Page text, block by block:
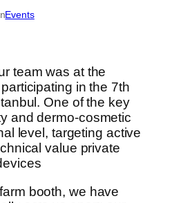
Events
team was at the
in the 7th
One of the key
and dermo-cosmetic
level, targeting active
value private
booth, we have